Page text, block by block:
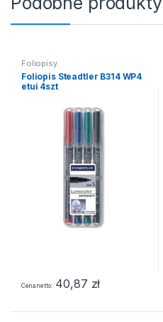
Foliopisy
Foliopis Steadtler B314 WP4
etui 4szt
Cena netto 40,87 zł